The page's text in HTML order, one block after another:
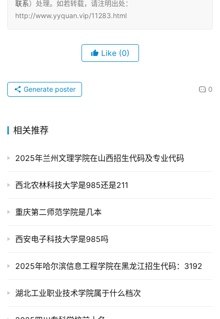
联系）处理。如若转载，请注明出处：
http://www.yyquan.vip/11283.html
Like (0)
0
Generate poster
相关推荐
2025年兰州文理学院在山西招生代码及专业代码
西北农林科技大学是985还是211
重庆第二师范学院是几本
西安电子科技大学是985吗
2025年哈尔滨信息工程学院在黑龙江招生代码：3192
湖北工业职业技术学院属于什么档次